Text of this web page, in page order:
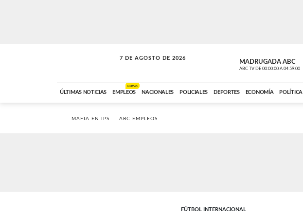
7 DE AGOSTO DE 2026
SOLO MÚSICA MADRUGADA ABC
ABC TV DE 00:00:00 A 04:59:00
ÚLTIMAS NOTICIAS EMPLEOS
NUEVO
NACIONALES POLICIALES DEPORTES ECONOMÍA POLÍTICA
MAFIA EN IPS ABC EMPLEOS
FÚTBOL INTERNACIONAL